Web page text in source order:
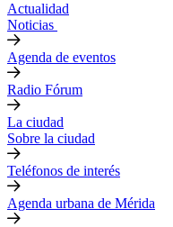
Actualidad
Noticias
Agenda de eventos
Radio Fórum
La ciudad
Sobre la ciudad
Teléfonos de interés
Agenda urbana de Mérida